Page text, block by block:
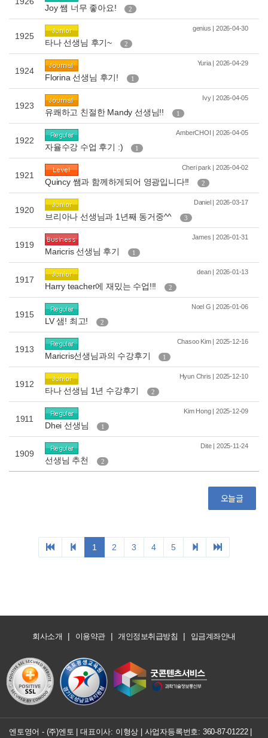
회사소개 | 이용약관 | 개인정보취급방침 | 입금계좌안내
엔토영어 - (주)엔토 | 대표이사: 이형상 | 사업자등록번호: 360-87-01222|